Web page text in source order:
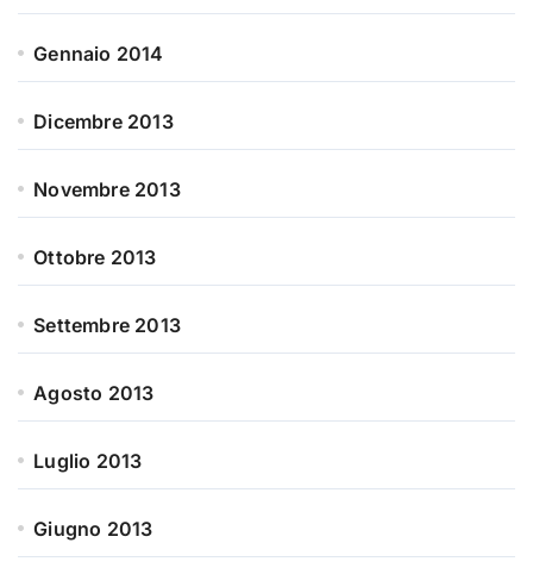
Gennaio 2014
Dicembre 2013
Novembre 2013
Ottobre 2013
Settembre 2013
Agosto 2013
Luglio 2013
Giugno 2013